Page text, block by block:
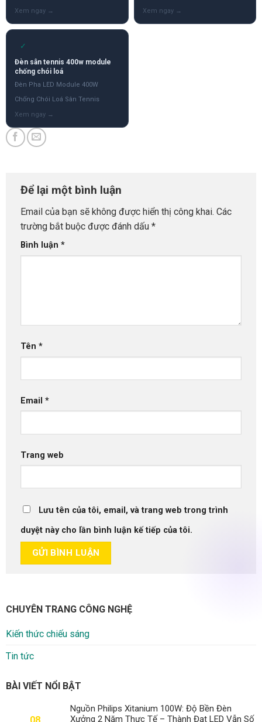
✓
Đèn sân tennis 400w module
chống chói loá
Đèn Pha LED Module 400W
Chống Chói Loá Sân Tennis
Để lại một bình luận
Email của bạn sẽ không được hiển thị công khai. Các
trường bắt buộc được đánh dấu *
Bình luận *
Tên *
Email *
Trang web
Lưu tên của tôi, email, và trang web trong trình
duyệt này cho lần bình luận kế tiếp của tôi.
CHUYÊN TRANG CÔNG NGHỆ
Kiến thức chiếu sáng
Tin tức
BÀI VIẾT NỔI BẬT
Nguồn Philips Xitanium 100W: Độ Bền Đèn
Xưởng 2 Năm Thực Tế – Thành Đạt LED Vẫn Số